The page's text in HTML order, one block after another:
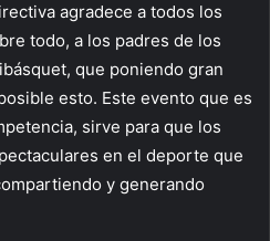
agradece a todos los
todo, a los padres de los
que poniendo gran
esto. Este evento que es
sirve para que los
en el deporte que
y generando